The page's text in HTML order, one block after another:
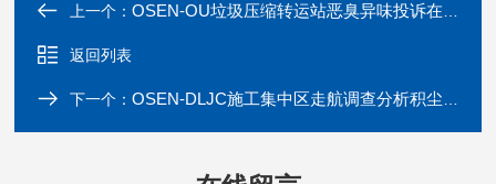
上一个：OSEN-OU垃圾压缩转运站恶臭异味投诉在线监测系统
返回列表
下一个：OSEN-DLJC施工集中区走航调查分析积尘量快速监测系统